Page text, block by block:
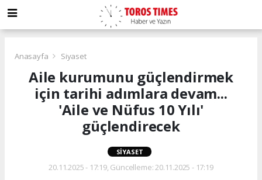
Anasayfa Siyaset
Aile kurumunu güçlendirmek
için tarihi adımlara devam...
'Aile ve Nüfus 10 Yılı'
güçlendirecek
SIYASET
20.11.2025 - 17:19, Güncelleme: 20.11.2025 - 17:19